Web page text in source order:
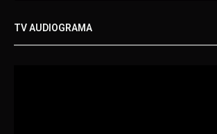
TV AUDIOGRAMA